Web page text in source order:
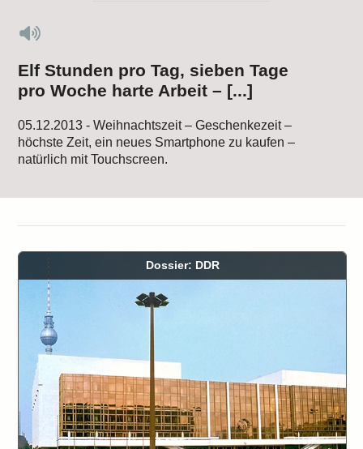
Elf Stunden pro Tag, sieben Tage
pro Woche harte Arbeit – [...]
05.12.2013 - Weihnachtszeit – Geschenkezeit –
höchste Zeit, ein neues Smartphone zu kaufen –
natürlich mit Touchscreen.
Dossier: DDR